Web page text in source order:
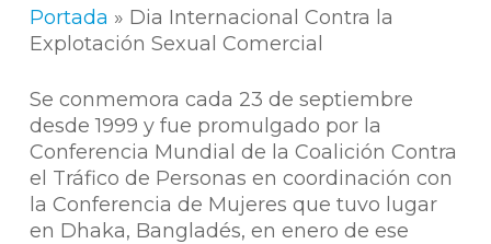
Portada » Dia Internacional Contra la
Explotación Sexual Comercial
Se conmemora cada 23 de septiembre
desde 1999 y fue promulgado por la
Conferencia Mundial de la Coalición Contra
el Tráfico de Personas en coordinación con
la Conferencia de Mujeres que tuvo lugar
en Dhaka, Bangladés, en enero de ese